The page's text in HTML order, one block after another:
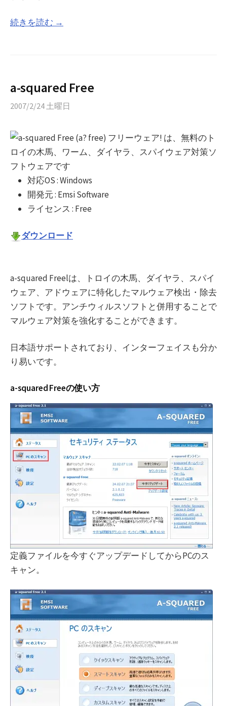
続きを読む →
a-squared Free
2007/2/24 土曜日
対応OS : Windows
開発元 : Emsi Software
ライセンス : Free
ダウンロード
a-squared Freelは、トロイの木馬、ダイヤラ、スパイ
ウェア、アドウェアに特化したマルウェア検出・除去
ソフトです。アンチウィルスソフトと併用することで
マルウェア対策を強化することができます。
日本語サポートされており、インターフェイスも分か
り易いです。
a-squared Freeの使い方
定義ファイルを今すぐアップデードしてからPCのス
キャン。